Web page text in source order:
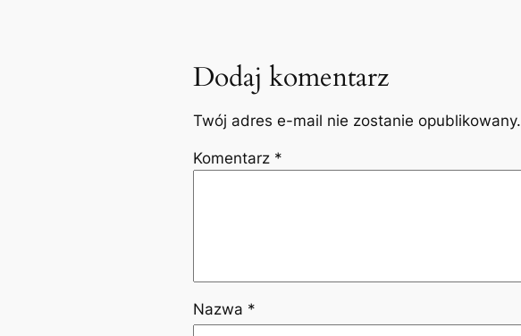
Dodaj komentarz
Twój adres e-mail nie zostanie opublikowany.
Komentarz *
Nazwa *